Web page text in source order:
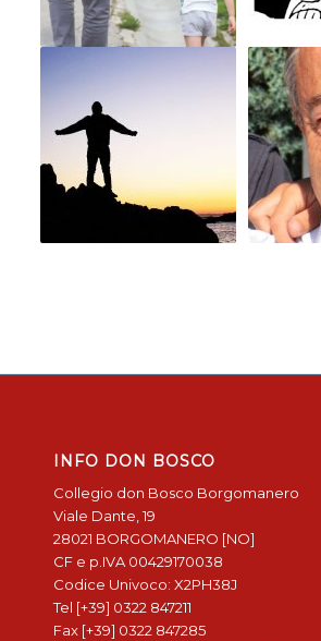
INFO DON BOSCO
Collegio don Bosco Borgomanero
Viale Dante, 19
28021 BORGOMANERO [NO]
CF e p.IVA 00429170038
Codice Univoco: X2PH38J
Tel [+39] 0322 847211
Fax [+39] 0322 847285